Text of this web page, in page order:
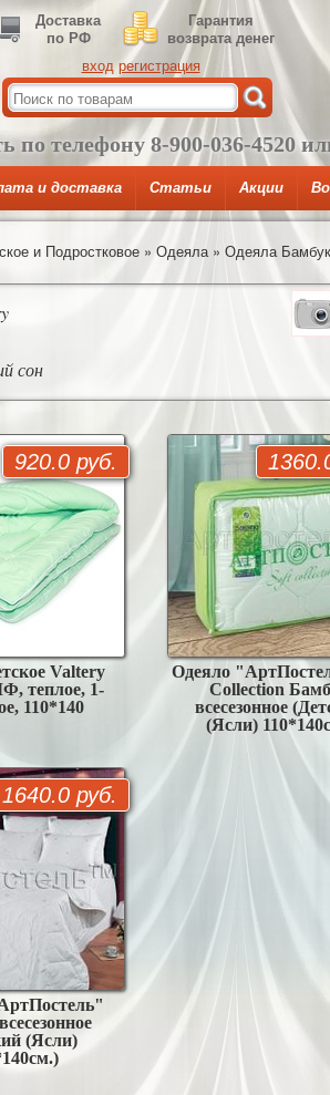
вход регистрация
по телефону 8-900-036-4520
Доставка
по РФ
Гарантия
возврата денег
и доставка Статьи Акции
и Подростковое » Одеяла» Одеяла
сон
Valtery
теплое, 1-
110*140
920.0 руб.
Одеяло
Collection
всесезонное
(Ясли)
(Ясли)
1640.0 руб.